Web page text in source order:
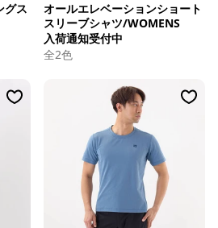
グス
オールエレベーションショート
スリーブシャツ/WOMENS
入荷通知受付中
全2色